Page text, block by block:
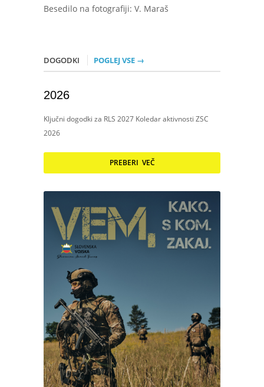
Besedilo na fotografiji: V. Maraš
DOGODKI POGLEJ VSE →
2026
Ključni dogodki za RLS 2027 Koledar aktivnosti ZSC
2026
PREBERI VEČ